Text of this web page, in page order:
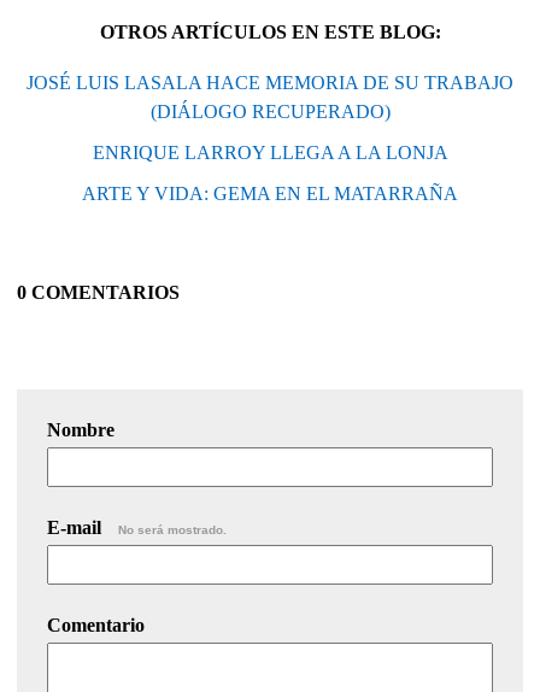
OTROS ARTÍCULOS EN ESTE BLOG:
JOSÉ LUIS LASALA HACE MEMORIA DE SU TRABAJO
(DIÁLOGO RECUPERADO)
ENRIQUE LARROY LLEGA A LA LONJA
ARTE Y VIDA: GEMA EN EL MATARRAÑA
0 COMENTARIOS
Nombre
E-mail No será mostrado.
Comentario